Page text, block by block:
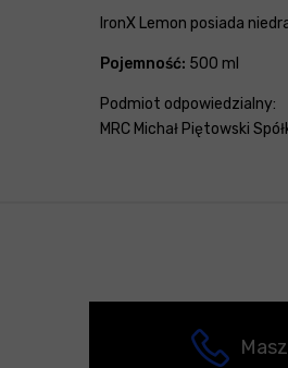
IronX Lemon posiada
Pojemność: 500 ml
Podmiot odpowiedzialny:
MRC Michał Piętowski